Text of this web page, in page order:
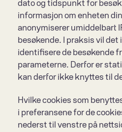
dato og tidspunkt for
informasjon om enheten
anonymiserer umiddelbart
besøkende. I praksis vil
identifisere de besøkende
parameterne. Derfor er
kan derfor ikke knyttes til
Hvilke cookies som
i preferansene for de
nederst til venstre på